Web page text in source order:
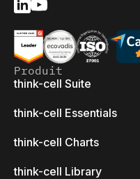
Produit
think-cell Suite
think-cell Essentials
think-cell Charts
think-cell Library